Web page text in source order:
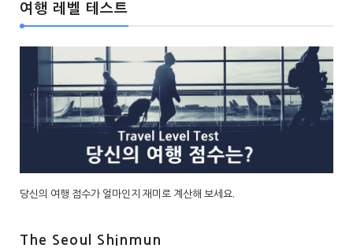
여행 레벨 테스트
당신의 여행 점수가 얼마인지 재미로 계산해 보세요.
The Seoul Shinmun